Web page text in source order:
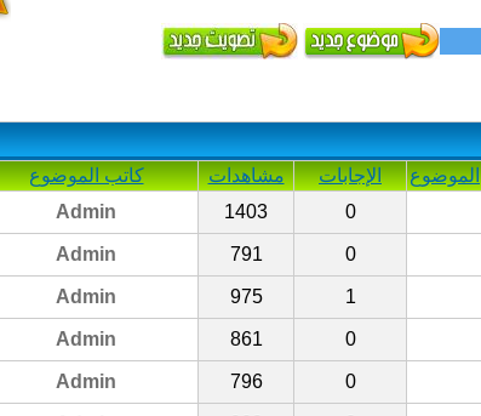
الموضوع الإجابات مشاهدات كاتب الموضوع
0
1403
Admin
0
791
Admin
1
975
Admin
0
861
Admin
0
796
Admin